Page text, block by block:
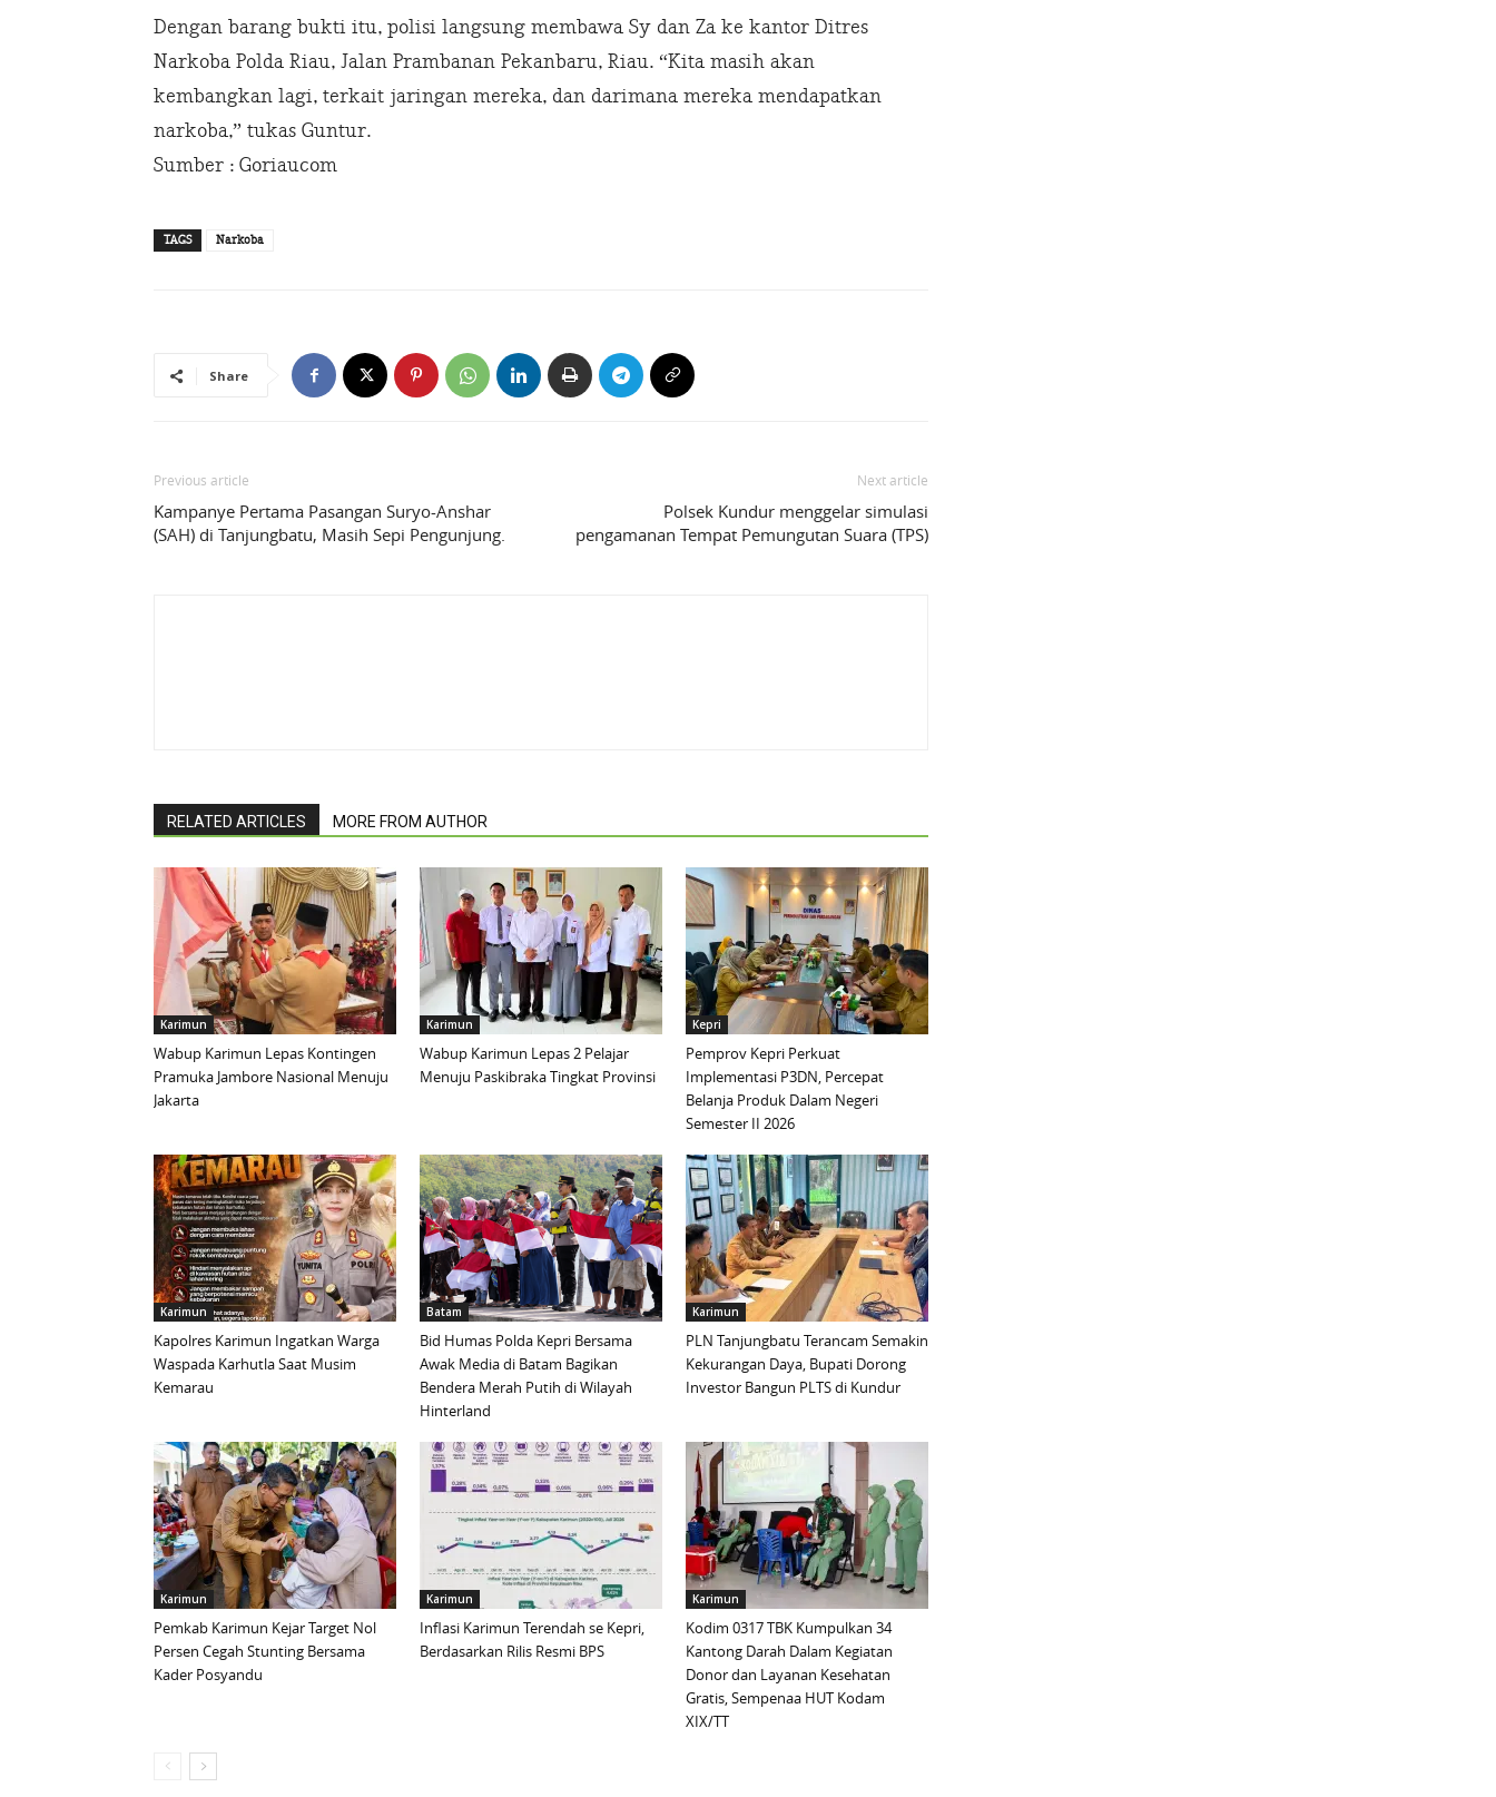
Dengan barang bukti itu, polisi langsung membawa Sy dan Za ke kantor Ditres
Narkoba Polda Riau, Jalan Prambanan Pekanbaru, Riau. “Kita masih akan
kembangkan lagi, terkait jaringan mereka, dan darimana mereka mendapatkan
narkoba,” tukas Guntur.
Sumber : Goriaucom
TAGS Narkoba
Share
Previous article
Kampanye Pertama Pasangan Suryo-Anshar
(SAH) di Tanjungbatu, Masih Sepi Pengunjung.
Next article
Polsek Kundur menggelar simulasi
pengamanan Tempat Pemungutan Suara (TPS)
RELATED ARTICLES MORE FROM AUTHOR
Karimun
Wabup Karimun Lepas Kontingen
Pramuka Jambore Nasional Menuju
Jakarta
Karimun
Wabup Karimun Lepas 2 Pelajar
Menuju Paskibraka Tingkat Provinsi
Kepri
Pemprov Kepri Perkuat
Implementasi P3DN, Percepat
Belanja Produk Dalam Negeri
Semester II 2026
Karimun
Kapolres Karimun Ingatkan Warga
Waspada Karhutla Saat Musim
Kemarau
Batam
Bid Humas Polda Kepri Bersama
Awak Media di Batam Bagikan
Bendera Merah Putih di Wilayah
Hinterland
Karimun
PLN Tanjungbatu Terancam Semakin
Kekurangan Daya, Bupati Dorong
Investor Bangun PLTS di Kundur
Karimun
Pemkab Karimun Kejar Target Nol
Persen Cegah Stunting Bersama
Kader Posyandu
Karimun
Inflasi Karimun Terendah se Kepri,
Berdasarkan Rilis Resmi BPS
Karimun
Kodim 0317 TBK Kumpulkan 34
Kantong Darah Dalam Kegiatan
Donor dan Layanan Kesehatan
Gratis, Sempenaa HUT Kodam
XIX/TT